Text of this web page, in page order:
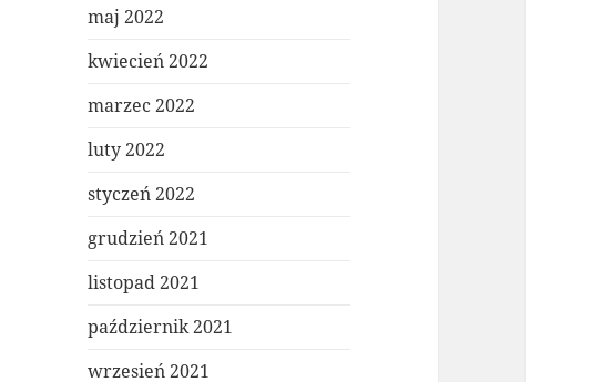
maj 2022
kwiecień 2022
marzec 2022
luty 2022
styczeń 2022
grudzień 2021
listopad 2021
październik 2021
wrzesień 2021